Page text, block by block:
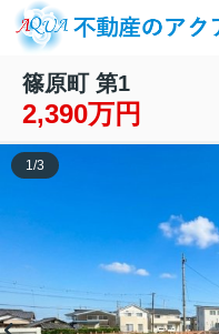
篠原町 第1
2,390万円
1/3